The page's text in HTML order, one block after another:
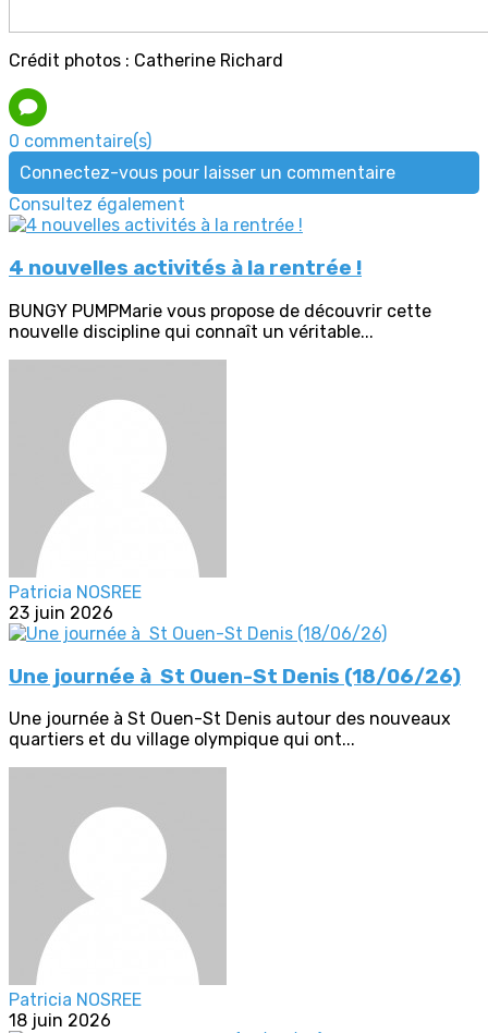
Crédit photos : Catherine Richard
0 commentaire(s)
Connectez-vous pour laisser un commentaire
Consultez également
4 nouvelles activités à la rentrée !
BUNGY PUMPMarie vous propose de découvrir cette
nouvelle discipline qui connaît un véritable...
Patricia NOSREE
23 juin 2026
Une journée à St Ouen-St Denis (18/06/26)
Une journée à St Ouen-St Denis autour des nouveaux
quartiers et du village olympique qui ont...
Patricia NOSREE
18 juin 2026